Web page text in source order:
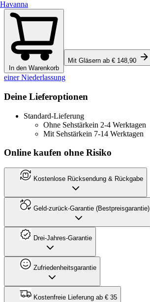
Havanna
In den Warenkorb
Mit Gläsern ab € 148,90
einer Niederlassung
Deine Lieferoptionen
Standard-Lieferung
Ohne Sehstärkein 2-4 Werktagen
Mit Sehstärkein 7-14 Werktagen
Online kaufen ohne Risiko
Kostenlose Rücksendung & Rückgabe
Geld-zurück-Garantie (Bestpreisgarantie)
Drei-Jahres-Garantie
Zufriedenheitsgarantie
Kostenfreie Lieferung ab € 35